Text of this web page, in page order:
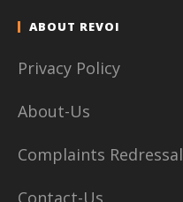
ABOUT REVOI
Privacy Policy
About-Us
Complaints Redressal
Contact-Us